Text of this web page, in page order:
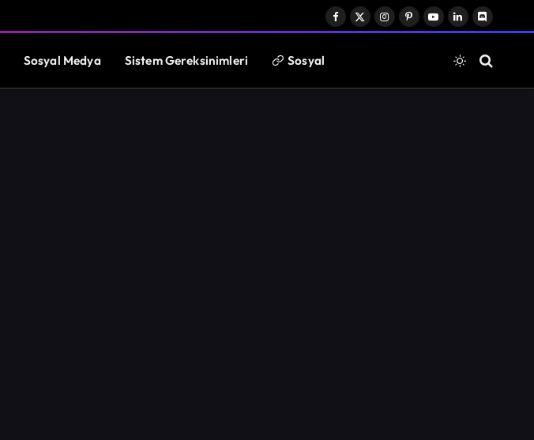
Facebook
X
Instagram
PinterestYouTube
LinkedInDiscord
Sosyal Medya Sistem Gereksinimleri Sosyal